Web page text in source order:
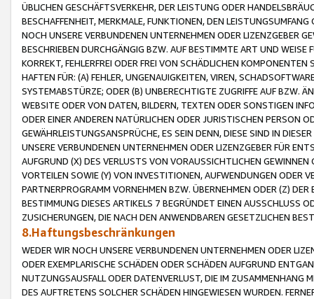
ÜBLICHEN GESCHÄFTSVERKEHR, DER LEISTUNG ODER
BESCHAFFENHEIT, MERKMALE, FUNKTIONEN, DEN
NOCH UNSERE VERBUNDENEN UNTERNEHMEN ODER LIZENZGEBER
BESCHRIEBEN DURCHGÄNGIG BZW. AUF BESTIMMTE ART UND
KORREKT, FEHLERFREI ODER FREI VON SCHÄDLICHEN
HAFTEN FÜR: (A) FEHLER, UNGENAUIGKEITEN, VIREN,
SYSTEMABSTÜRZE; ODER (B) UNBERECHTIGTE ZUGRIFFE AUF BZW.
WEBSITE ODER VON DATEN, BILDERN, TEXTEN ODER SONSTIGEN
ODER EINER ANDEREN NATÜRLICHEN ODER JURISTISCHEN PERSON
GEWÄHRLEISTUNGSANSPRÜCHE, ES SEIN DENN, DIESE SIND IN
UNSERE VERBUNDENEN UNTERNEHMEN ODER LIZENZGEBER FÜR
AUFGRUND (X) DES VERLUSTS VON VORAUSSICHTLICHEN
VORTEILEN SOWIE (Y) VON INVESTITIONEN, AUFWENDUNGEN ODER
PARTNERPROGRAMM VORNEHMEN BZW. ÜBERNEHMEN ODER (Z)
BESTIMMUNG DIESES ARTIKELS 7 BEGRÜNDET EINEN AUSSCHLUSS
ZUSICHERUNGEN, DIE NACH DEN ANWENDBAREN GESETZLICHEN
8.Haftungsbeschränkungen
WEDER WIR NOCH UNSERE VERBUNDENEN UNTERNEHMEN ODER
ODER EXEMPLARISCHE SCHÄDEN ODER SCHÄDEN AUFGRUND
NUTZUNGSAUSFALL ODER DATENVERLUST, DIE IM ZUSAMMENHANG
DES AUFTRETENS SOLCHER SCHÄDEN HINGEWIESEN WURDEN.